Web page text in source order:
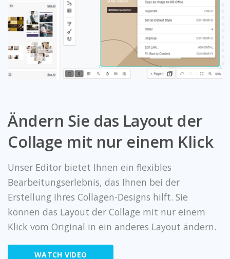
Ändern Sie das Layout der
Collage mit nur einem Klick
Unser Editor bietet Ihnen ein flexibles
Bearbeitungserlebnis, das Ihnen bei der
Erstellung Ihres Collagen-Designs hilft. Sie
können das Layout der Collage mit nur einem
Klick vom Original in ein anderes Layout ändern.
WATCH VIDEO